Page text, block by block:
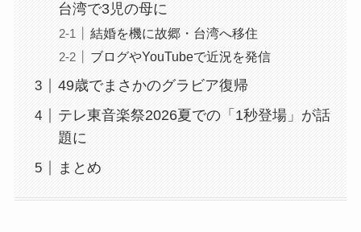
台湾で3児の母に
結婚を機に故郷・台湾へ移住
ブログやYouTubeで近況を発信
49歳でまさかのグラビア復帰
テレ東音楽祭2026夏での「1秒登場」が話
題に
まとめ